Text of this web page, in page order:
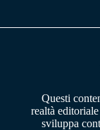
pp m
Questi
realtà
sviluppa